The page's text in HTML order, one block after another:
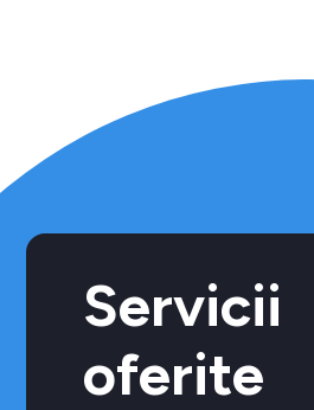
Servicii
oferite